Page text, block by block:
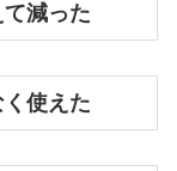
減った
使えた